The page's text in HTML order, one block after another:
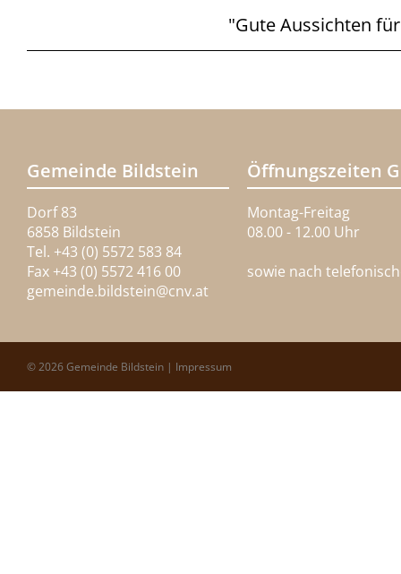
"Gute Aussichten
Gemeinde Bildstein
Dorf 83
6858 Bildstein
Tel. +43 (0) 5572 583 84
Fax +43 (0) 5572 416 00
gemeinde.bildstein@cnv.at
Öffnungszeiten
Montag-Freitag
08.00 - 12.00 Uhr
sowie nach
© 2026 Gemeinde Bildstein | Impressum